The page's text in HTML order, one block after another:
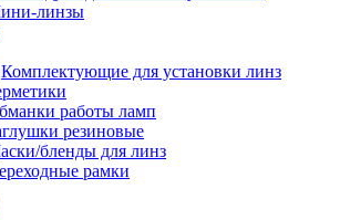
линзы
Комплектующие для установки линз
работы ламп
резиновые
бленды для линз
рамки